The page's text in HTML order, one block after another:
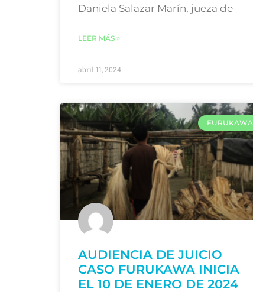
Daniela Salazar Marín, jueza de
LEER MÁS »
abril 11, 2024
FURUKAWA
AUDIENCIA DE JUICIO
CASO FURUKAWA INICIA
EL 10 DE ENERO DE 2024